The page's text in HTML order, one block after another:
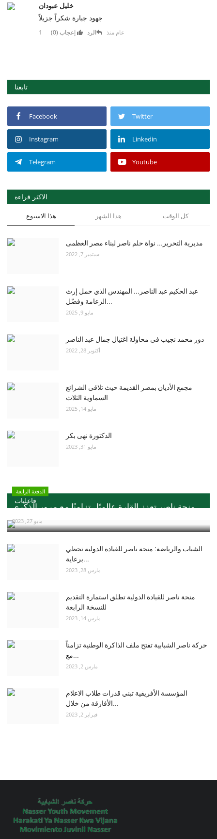
خليل عبودان
جهود جبارة شكراً جزيلاً
1 عام منذ الرد إعجاب (0
)
تابعنا
Facebook Twitter
Instagram Linkedin
Telegram Youtube
الاكثر قراءة
هذا الاسبوع هذا الشهر كل الوقت
مديرية التحرير... نواة حلم ناصر لبناء مصر العظمى
سبتمبر 7, 2022
عبد الحكيم عبد الناصر... المهندس الذي حمل إرث
الزعامة وفضّل...
مايو 9, 2025
دور محمد نجيب فى محاولة اغتيال جمال عبد الناصر
أكتوبر 28, 2022
مجمع الأديان بمصر القديمة حيث تلاقى الشرائع
السماوية الثلاث
مايو 14, 2025
الدكتورة نهى بكر
مايو 31, 2023
فاعليات
الدفعة الرابعة
منحة ناصر تعزز القارة عالميًا ..تزامنًا مع مرور الذكري...
مايو 27, 2023
الشباب والرياضة: منحة ناصر للقيادة الدولية تحظي
برعاية...
مارس 28, 2023
منحة ناصر للقيادة الدولية تطلق استمارة التقديم
للنسخة الرابعة
مارس 14, 2023
حركة ناصر الشبابية تفتح ملف الذاكرة الوطنية تزامناً
مع...
مارس 2, 2023
المؤسسة الأفريقية تبني قدرات طلاب الاعلام
الأفارقة من خلال...
فبراير 2, 2023